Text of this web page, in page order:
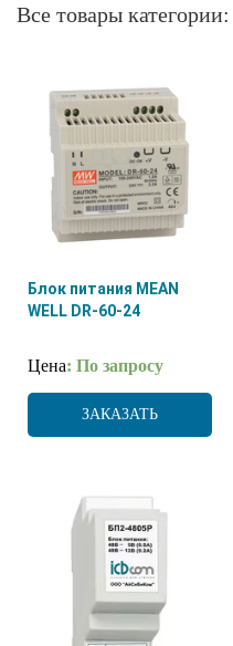
Все товары категории:
Блок питания MEAN
WELL DR-60-24
Цена: По запросу
ЗАКАЗАТЬ